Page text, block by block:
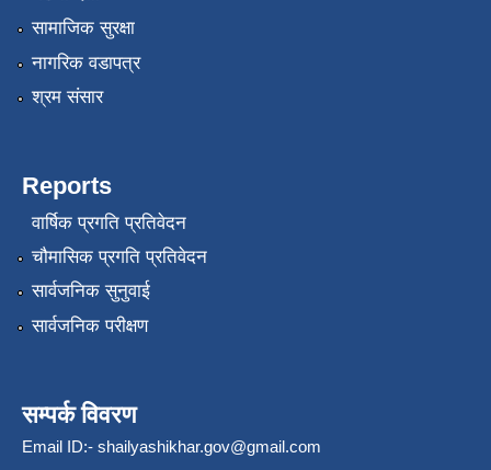
सामाजिक सुरक्षा
नागरिक वडापत्र
श्रम संसार
Reports
वार्षिक प्रगति प्रतिवेदन
चौमासिक प्रगति प्रतिवेदन
सार्वजनिक सुनुवाई
सार्वजनिक परीक्षण
सम्पर्क विवरण
Email ID:- shailyashikhar.gov@gmail.com